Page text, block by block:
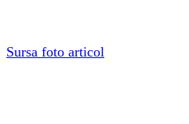
Sursa foto articol